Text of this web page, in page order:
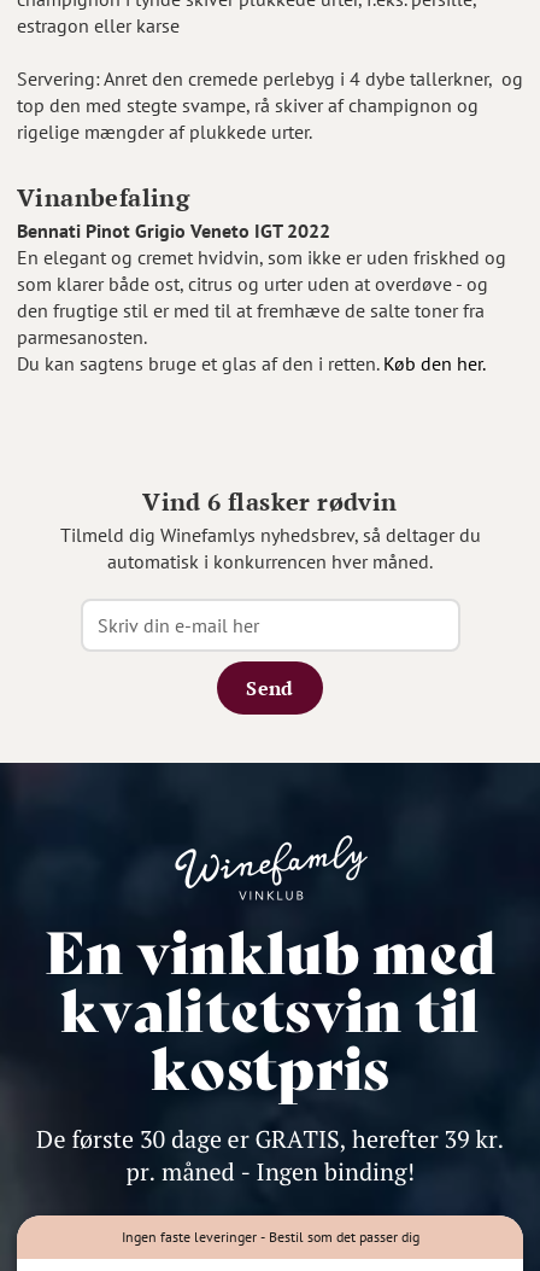
estragon eller karse
Servering: Anret den cremede perlebyg i 4 dybe tallerkner, og
top den med stegte svampe, rå skiver af champignon og
rigelige mængder af plukkede urter.
Vinanbefaling
Bennati Pinot Grigio Veneto IGT 2022
En elegant og cremet hvidvin, som ikke er uden friskhed og
som klarer både ost, citrus og urter uden at overdøve - og
den frugtige stil er med til at fremhæve de salte toner fra
parmesanosten.
Du kan sagtens bruge et glas af den i retten. Køb den her.
Vind 6 flasker rødvin
Tilmeld dig Winefamlys nyhedsbrev, så deltager du
automatisk i konkurrencen hver måned.
Send
Ingen faste leveringer - Bestil som det passer dig